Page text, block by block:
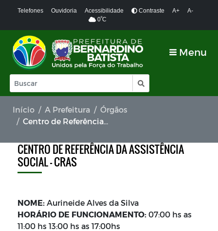
Telefones Ouvidoria Acessibilidade Contraste A+
A-
0ºC
Menu
Início A Prefeitura
Órgãos
Centro de Referência da Assistência Social - CRAS
CENTRO DE REFERÊNCIA DA ASSISTÊNCIA
SOCIAL - CRAS
NOME: Aurineide Alves da Silva
HORÁRIO DE FUNCIONAMENTO: 07:00 hs as
11:00 hs 13:00 hs as 17:00hs